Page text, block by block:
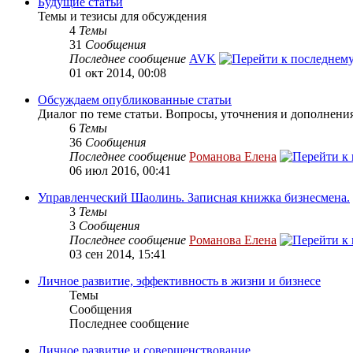
Темы и тезисы для обсуждения
4 Темы
31 Сообщения
Последнее сообщение AVK
01 окт 2014, 00:08
Обсуждаем опубликованные статьи
Диалог по теме статьи. Вопросы, уточнения и
6 Темы
36 Сообщения
Последнее сообщение Романова Елена
06 июл 2016, 00:41
Управленческий Шаолинь. Записная книжка бизнесмена.
3 Темы
3 Сообщения
Последнее сообщение Романова Елена
03 сен 2014, 15:41
Личное развитие, эффективность в жизни и бизнесе
Темы
Сообщения
Последнее сообщение
Личное развитие и совершенствование